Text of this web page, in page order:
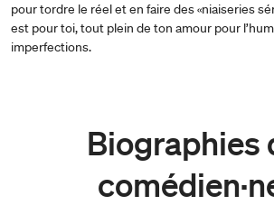
pour tordre le réel et en faire des «niaiseries
est pour toi, tout plein de ton amour pour
imperfections.
Biographies